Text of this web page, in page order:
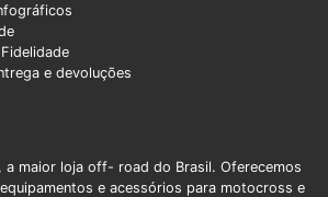
Fidelidade
e devoluções
a maior loja off- road do Brasil. Oferecemos
e acessórios para motocross e